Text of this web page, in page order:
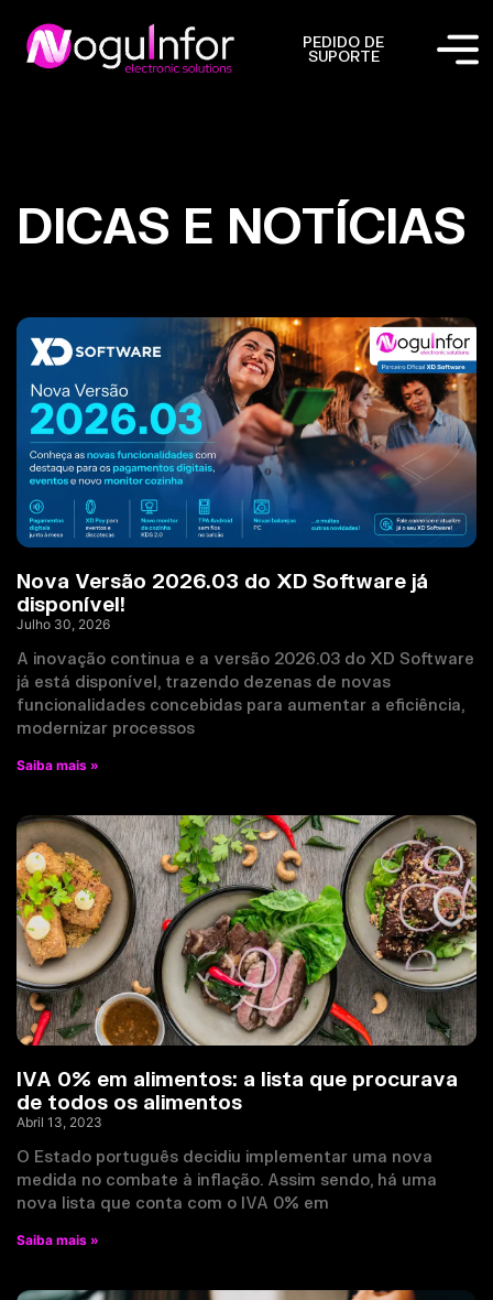
PEDIDO DE
SUPORTE
DICAS E NOTÍCIAS
Nova Versão 2026.03 do XD Software já
disponível!
Julho 30, 2026
A inovação continua e a versão 2026.03 do XD Software
já está disponível, trazendo dezenas de novas
funcionalidades concebidas para aumentar a eficiência,
modernizar processos
Saiba mais »
IVA 0% em alimentos: a lista que procurava
de todos os alimentos
Abril 13, 2023
O Estado português decidiu implementar uma nova
medida no combate à inflação. Assim sendo, há uma
nova lista que conta com o IVA 0% em
Saiba mais »